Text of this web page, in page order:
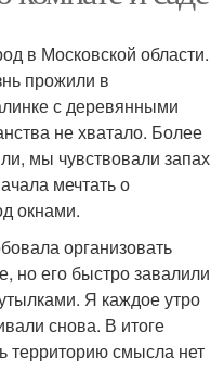
в Московской области.
прожили в
с деревянными
не хватало. Более
мы чувствовали запах
мечтать о
окнами.
организовать
но его быстро завалили
Я каждое утро
снова. В итоге
территорию смысла нет